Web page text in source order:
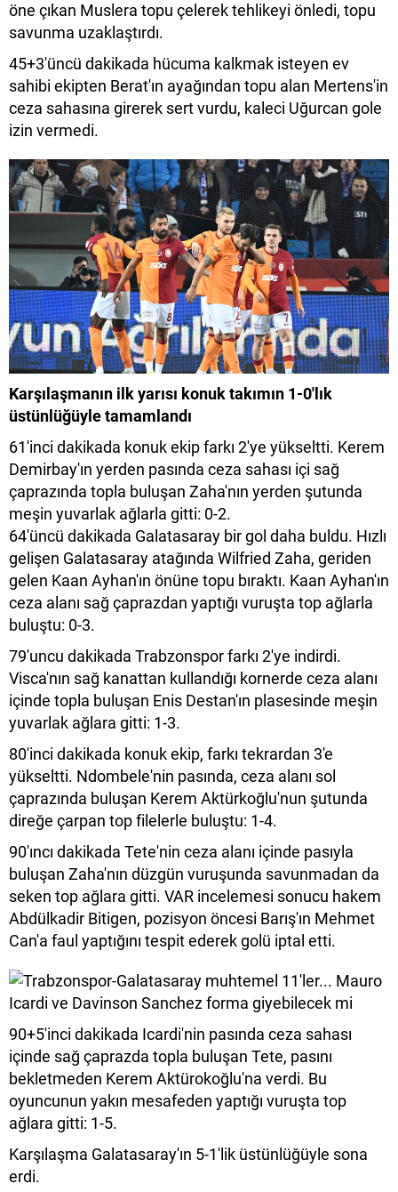
öne çıkan Muslera topu çelerek tehlikeyi önledi, topu
savunma uzaklaştırdı.
45+3'üncü dakikada hücuma kalkmak isteyen ev
sahibi ekipten Berat'ın ayağından topu alan Mertens'in
ceza sahasına girerek sert vurdu, kaleci Uğurcan gole
izin vermedi.
Karşılaşmanın ilk yarısı konuk takımın 1-0'lık
üstünlüğüyle tamamlandı
61'inci dakikada konuk ekip farkı 2'ye yükseltti. Kerem
Demirbay'ın yerden pasında ceza sahası içi sağ
çaprazında topla buluşan Zaha'nın yerden şutunda
meşin yuvarlak ağlarla gitti: 0-2.
64'üncü dakikada Galatasaray bir gol daha buldu. Hızlı
gelişen Galatasaray atağında Wilfried Zaha, geriden
gelen Kaan Ayhan'ın önüne topu bıraktı. Kaan Ayhan'ın
ceza alanı sağ çaprazdan yaptığı vuruşta top ağlarla
buluştu: 0-3.
79'uncu dakikada Trabzonspor farkı 2'ye indirdi.
Visca'nın sağ kanattan kullandığı kornerde ceza alanı
içinde topla buluşan Enis Destan'ın plasesinde meşin
yuvarlak ağlara gitti: 1-3.
80'inci dakikada konuk ekip, farkı tekrardan 3'e
yükseltti. Ndombele'nin pasında, ceza alanı sol
çaprazında buluşan Kerem Aktürkoğlu'nun şutunda
direğe çarpan top filelerle buluştu: 1-4.
90'ıncı dakikada Tete'nin ceza alanı içinde pasıyla
buluşan Zaha'nın düzgün vuruşunda savunmadan da
seken top ağlara gitti. VAR incelemesi sonucu hakem
Abdülkadir Bitigen, pozisyon öncesi Barış'ın Mehmet
Can'a faul yaptığını tespit ederek golü iptal etti.
90+5'inci dakikada Icardi'nin pasında ceza sahası
içinde sağ çaprazda topla buluşan Tete, pasını
bekletmeden Kerem Aktürokoğlu'na verdi. Bu
oyuncunun yakın mesafeden yaptığı vuruşta top
ağlara gitti: 1-5.
Karşılaşma Galatasaray'ın 5-1'lik üstünlüğüyle sona
erdi.